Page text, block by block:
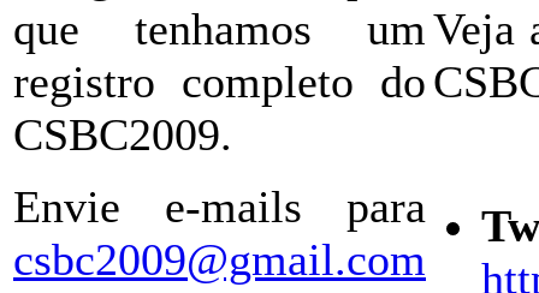
que tenhamos um
registro completo do
CSBC2009.
Envie e-mails para
csbc2009@gmail.com
Veja